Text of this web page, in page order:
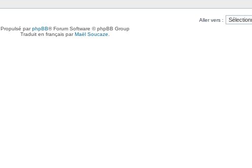
Aller vers :
Propulsé parphpBB® Forum Software © phpBB Group
Traduit en français parMaël Soucaze